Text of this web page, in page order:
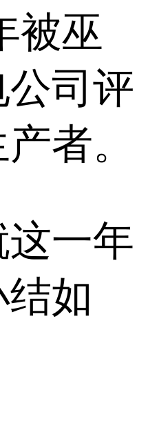
被巫
司评
者。
一年
如